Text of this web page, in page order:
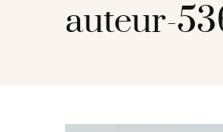
auteur-